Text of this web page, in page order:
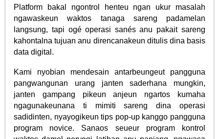
Platform bakal ngontrol henteu ngan ukur masalah
ngawaskeun waktos tanaga sareng padamelan
langsung, tapi ogé operasi sanés anu pakait sareng
kahontalna tujuan anu direncanakeun ditulis dina basis
data digital.
Kami nyobian mendesain antarbeungeut pangguna
pangwangunan urang janten saderhana mungkin,
janten gampang pikeun anjeun ngartos kumaha
ngagunakeunana ti mimiti sareng dina operasi
sadidinten, nyayogikeun tips pop-up kanggo pangguna
program novice. Sanaos seueur program kontrol